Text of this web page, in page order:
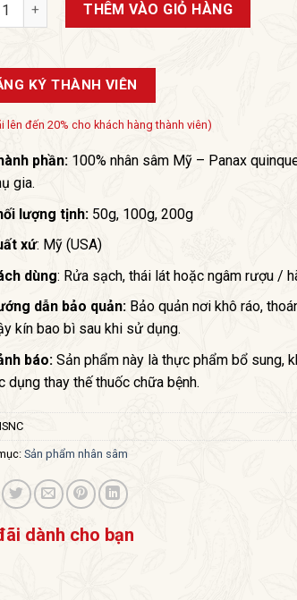
THÊM VÀO GIỎ HÀNG
KÝ THÀNH VIÊN
lên đến 20% cho khách hàng thành viên)
phần:100% nhân sâm Mỹ – Panax
gia.
lượng tịnh:50g, 100g, 200g
xứ: Mỹ (USA)
dùng: Rửa sạch, thái lát hoặc ngâm rượu /
dẫn bảo quản:Bảo quản nơi khô ráo,
kín bao bì sau khi sử dụng.
báo: Sản phẩm này là thực phẩm bổ sung,
dụng thay thế thuốc chữa bệnh.
Sản phẩm nhân sâm
dành cho bạn